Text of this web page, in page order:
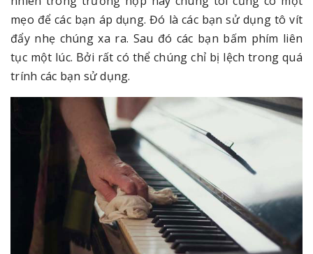
mẹo để các bạn áp dụng. Đó là các bạn sử dụng tô vít
đẩy nhẹ chúng xa ra. Sau đó các bạn bấm phím liên
tục một lúc. Bởi rất có thể chúng chỉ bị lệch trong quá
trính các bạn sử dụng.